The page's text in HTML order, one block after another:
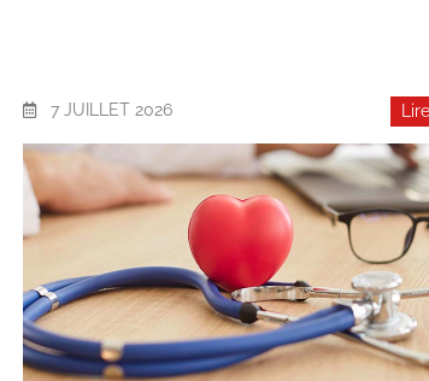
7 JUILLET 2026 Lire